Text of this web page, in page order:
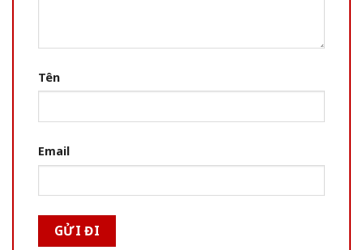
Tên
Email